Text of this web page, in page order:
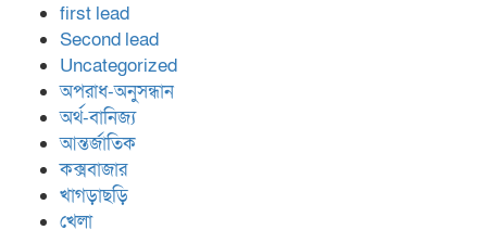
first lead
Second lead
Uncategorized
অপরাধ-অনুসন্ধান
অর্থ-বানিজ্য
আন্তর্জাতিক
কক্সবাজার
খাগড়াছড়ি
খেলা